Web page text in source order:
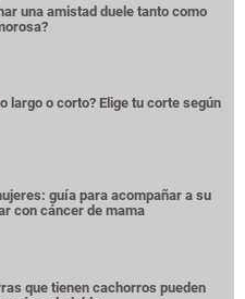
una amistad duele tanto como
largo o corto? Elige tu corte según
guía para acompañar a su
con cáncer de mama
que tienen cachorros pueden